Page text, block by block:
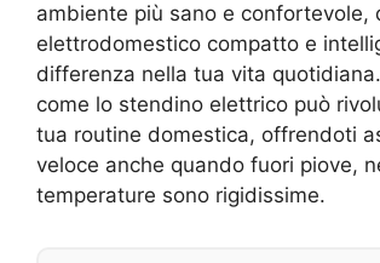
ambiente più sano e confortevole,
elettrodomestico compatto e
differenza nella tua vita
come lo stendino elettrico può
tua routine domestica, offrendoti
veloce anche quando fuori piove,
temperature sono rigidissime.